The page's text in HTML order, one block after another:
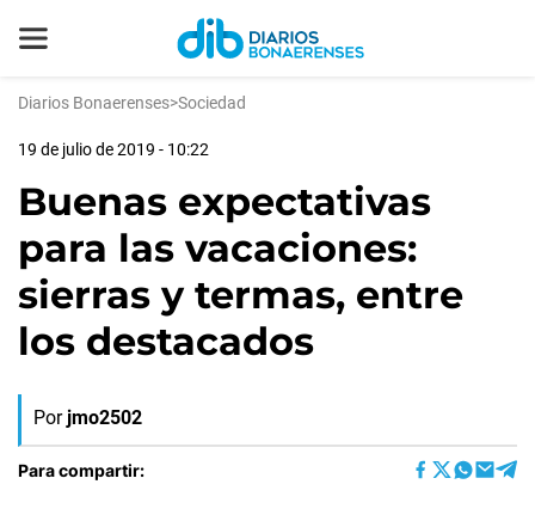
Diarios Bonaerenses>Sociedad
19 de julio de 2019 - 10:22
Buenas expectativas
para las vacaciones:
sierras y termas, entre
los destacados
Por jmo2502
Para compartir: